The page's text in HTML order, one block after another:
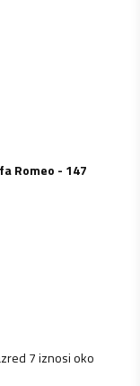
Romeo - 147
7 iznosi oko